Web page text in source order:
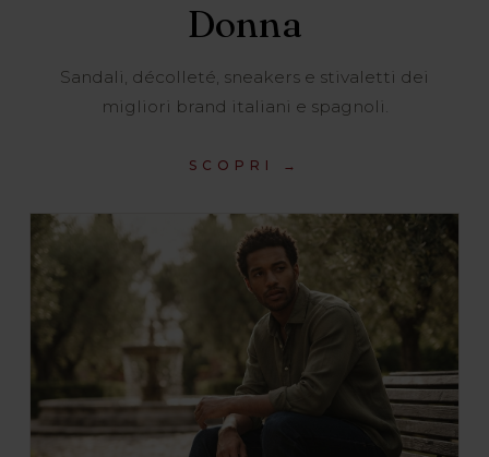
Donna
Sandali, décolleté, sneakers e stivaletti dei
migliori brand italiani e spagnoli.
SCOPRI →